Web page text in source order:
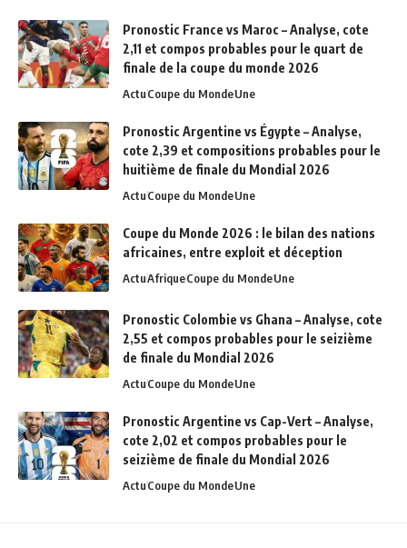
Pronostic France vs Maroc – Analyse, cote
2,11 et compos probables pour le quart de
finale de la coupe du monde 2026
ActuCoupe du MondeUne
Pronostic Argentine vs Égypte – Analyse,
cote 2,39 et compositions probables pour le
huitième de finale du Mondial 2026
ActuCoupe du MondeUne
Coupe du Monde 2026 : le bilan des nations
africaines, entre exploit et déception
ActuAfriqueCoupe du MondeUne
Pronostic Colombie vs Ghana – Analyse, cote
2,55 et compos probables pour le seizième
de finale du Mondial 2026
ActuCoupe du MondeUne
Pronostic Argentine vs Cap-Vert – Analyse,
cote 2,02 et compos probables pour le
seizième de finale du Mondial 2026
ActuCoupe du MondeUne